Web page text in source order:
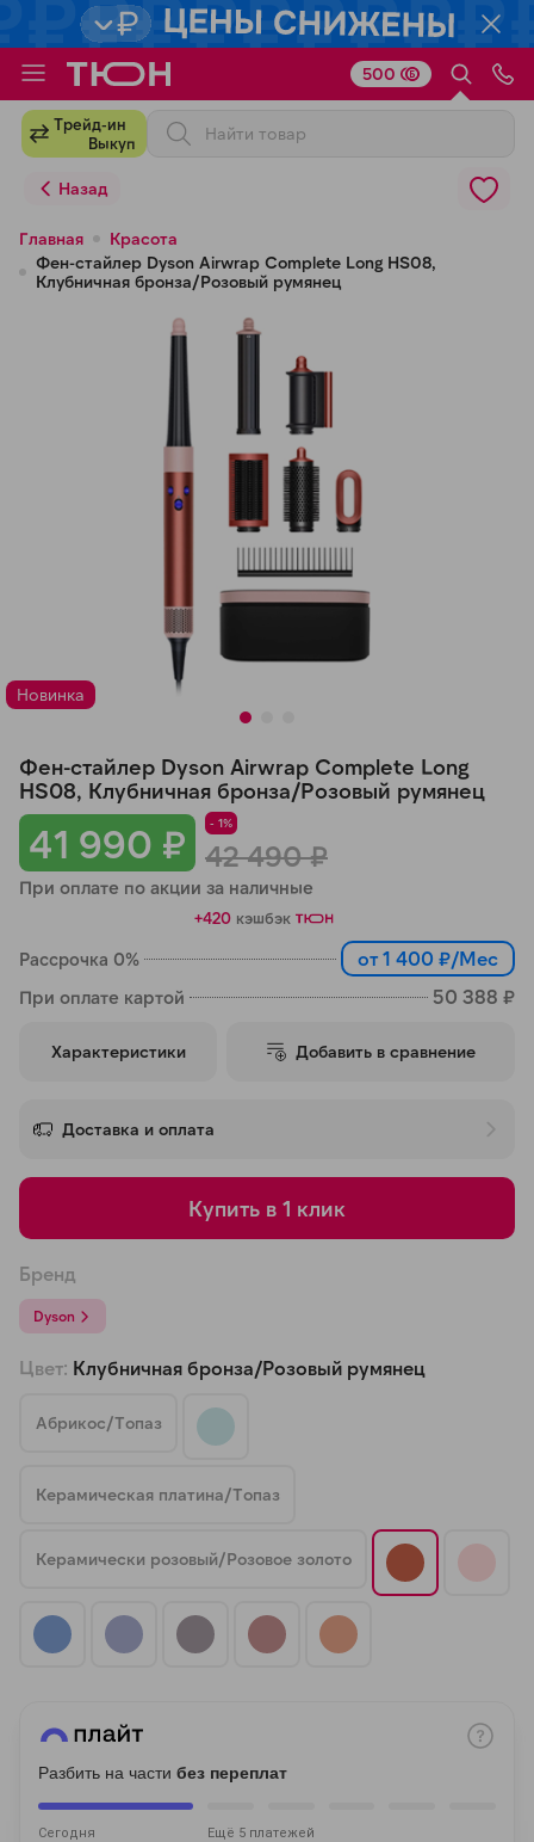
Трейд-ин
Выкуп
500
Назад
Главная
Красота
Фен-стайлер Dyson Airwrap Complete Long HS08,
Клубничная бронза/Розовый румянец
Новинка
41 990 ₽ - 1%
42 490 ₽
При оплате по акции за наличные
+420 кэшбэк
Рассрочка 0% от 1 400 ₽/Мес
При оплате картой 50 388 ₽
Фен-стайлер Dyson Airwrap Complete Long
HS08, Клубничная бронза/Розовый румянец
Характеристики Добавить в сравнение
Доставка и оплата
Купить в 1 клик
Бренд
Dyson
Цвет: Клубничная бронза/Розовый румянец
Абрикос/Топаз
Керамическая платина/Топаз
Керамически розовый/Розовое золото
Разбить на части без переплат
Сегодня Ещё 5 платежей
Для клиентов всех банков
Разбейте
оплатуна части
без переплат
График платежей
Добавляйте товары
в корзину
Оплачивайте сегодня только
25
% картой любого банка
Получайте товар
выбранный способом
Оставшиеся 75 % будут
списыватьсяс вашей карты
по 25%
Подробнее
недели
Остались вопросы?
8 800 302-02-51